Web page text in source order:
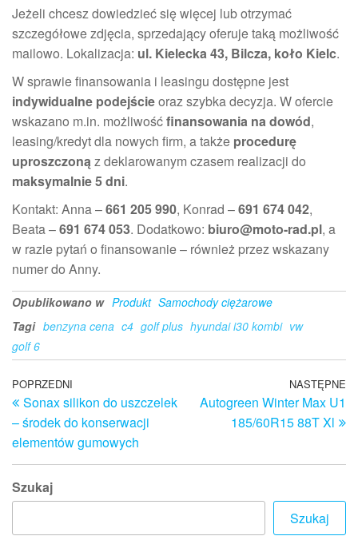
Jeżeli chcesz dowiedzieć się więcej lub otrzymać
szczegółowe zdjęcia, sprzedający oferuje taką możliwość
mailowo. Lokalizacja: ul. Kielecka 43, Bilcza, koło Kielc.
W sprawie finansowania i leasingu dostępne jest
indywidualne podejścieoraz szybka decyzja. W ofercie
wskazano m.in. możliwośćfinansowania na dowód,
leasing/kredyt dla nowych firm, a także procedurę
uproszczonąz deklarowanym czasem realizacji do
maksymalnie 5 dni.
Kontakt: Anna –661 205 990, Konrad –691 674 042,
Beata –691 674 053. Dodatkowo: biuro@moto-rad.pl, a
w razie pytań o finansowanie – również przez wskazany
numer do Anny.
Opublikowano w Produkt Samochody ciężarowe
Tagi benzyna cena c4 golf plus hyundai i30 kombi vw
golf 6
Nawigacja
wpisu
Poprzedni
wpis
POPRZEDNI
Sonax silikon do uszczelek
– środek do konserwacji
elementów gumowych
NASTĘPNE
Autogreen Winter Max U1
185/60R15 88T Xl
Szukaj
Szukaj